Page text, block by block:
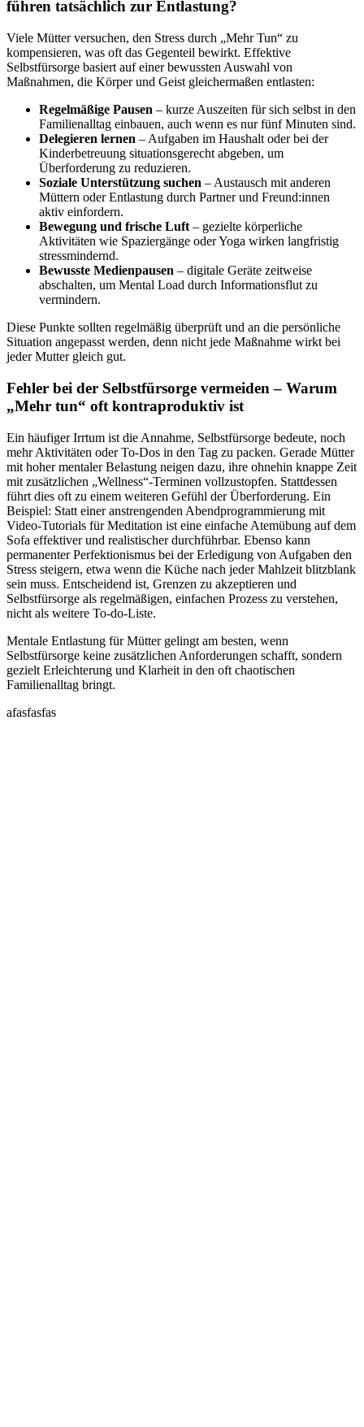
führen tatsächlich zur Entlastung?
Viele Mütter versuchen, den Stress durch „Mehr Tun“ zu
kompensieren, was oft das Gegenteil bewirkt. Effektive
Selbstfürsorge basiert auf einer bewussten Auswahl von
Maßnahmen, die Körper und Geist gleichermaßen entlasten:
Regelmäßige Pausen – kurze Auszeiten für sich selbst in den
Familienalltag einbauen, auch wenn es nur fünf Minuten sind.
Delegieren lernen – Aufgaben im Haushalt oder bei der
Kinderbetreuung situationsgerecht abgeben, um
Überforderung zu reduzieren.
Soziale Unterstützung suchen – Austausch mit anderen
Müttern oder Entlastung durch Partner und Freund:innen
aktiv einfordern.
Bewegung und frische Luft – gezielte körperliche
Aktivitäten wie Spaziergänge oder Yoga wirken langfristig
stressmindernd.
Bewusste Medienpausen – digitale Geräte zeitweise
abschalten, um Mental Load durch Informationsflut zu
vermindern.
Diese Punkte sollten regelmäßig überprüft und an die persönliche
Situation angepasst werden, denn nicht jede Maßnahme wirkt bei
jeder Mutter gleich gut.
Fehler bei der Selbstfürsorge vermeiden – Warum
„Mehr tun“ oft kontraproduktiv ist
Ein häufiger Irrtum ist die Annahme, Selbstfürsorge bedeute, noch
mehr Aktivitäten oder To-Dos in den Tag zu packen. Gerade Mütter
mit hoher mentaler Belastung neigen dazu, ihre ohnehin knappe Zeit
mit zusätzlichen „Wellness“-Terminen vollzustopfen. Stattdessen
führt dies oft zu einem weiteren Gefühl der Überforderung. Ein
Beispiel: Statt einer anstrengenden Abendprogrammierung mit
Video-Tutorials für Meditation ist eine einfache Atemübung auf dem
Sofa effektiver und realistischer durchführbar. Ebenso kann
permanenter Perfektionismus bei der Erledigung von Aufgaben den
Stress steigern, etwa wenn die Küche nach jeder Mahlzeit blitzblank
sein muss. Entscheidend ist, Grenzen zu akzeptieren und
Selbstfürsorge als regelmäßigen, einfachen Prozess zu verstehen,
nicht als weitere To-do-Liste.
Mentale Entlastung für Mütter gelingt am besten, wenn
Selbstfürsorge keine zusätzlichen Anforderungen schafft, sondern
gezielt Erleichterung und Klarheit in den oft chaotischen
Familienalltag bringt.
afasfasfas